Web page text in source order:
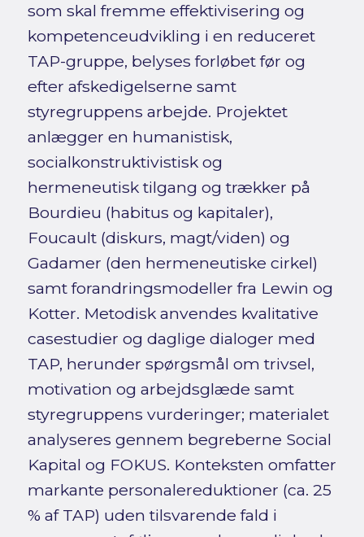
som skal fremme effektivisering og
kompetenceudvikling i en reduceret
TAP-gruppe, belyses forløbet før og
efter afskedigelserne samt
styregruppens arbejde. Projektet
anlægger en humanistisk,
socialkonstruktivistisk og
hermeneutisk tilgang og trækker på
Bourdieu (habitus og kapitaler),
Foucault (diskurs, magt/viden) og
Gadamer (den hermeneutiske cirkel)
samt forandringsmodeller fra Lewin og
Kotter. Metodisk anvendes kvalitative
casestudier og daglige dialoger med
TAP, herunder spørgsmål om trivsel,
motivation og arbejdsglæde samt
styregruppens vurderinger; materialet
analyseres gennem begreberne Social
Kapital og FOKUS. Konteksten omfatter
markante personalereduktioner (ca. 25
% af TAP) uden tilsvarende fald i